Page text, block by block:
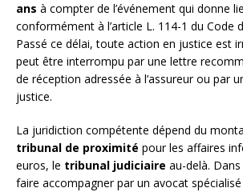
ans à compter de l’événement qui donne
conformément à l’article L. 114-1 du Code
Passé ce délai, toute action en justice est
peut être interrompu par une lettre
de réception adressée à l’assureur ou par
justice.
La juridiction compétente dépend du
tribunal de proximité pour les affaires
euros, le tribunal judiciaire au-delà.
faire accompagner par un avocat